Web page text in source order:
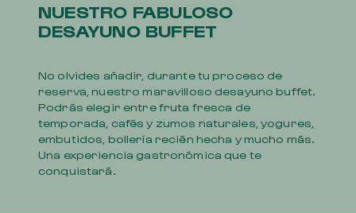
NUESTRO FABULOSO
DESAYUNO BUFFET
No olvides añadir, durante tu proceso de
reserva, nuestro maravilloso desayuno buffet.
Podrás elegir entre fruta fresca de
temporada, cafés y zumos naturales, yogures,
embutidos, bollería recién hecha y mucho más.
Una experiencia gastronómica que te
conquistará.